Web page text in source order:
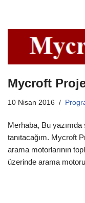
Mycroft
10 Nisan 2016
Merhaba, Bu
tanıtacağım. Mycroft
arama motorlarının
üzerinde arama